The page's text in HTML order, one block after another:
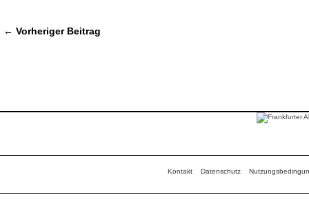
← Vorheriger Beitrag
Kontakt Datenschutz